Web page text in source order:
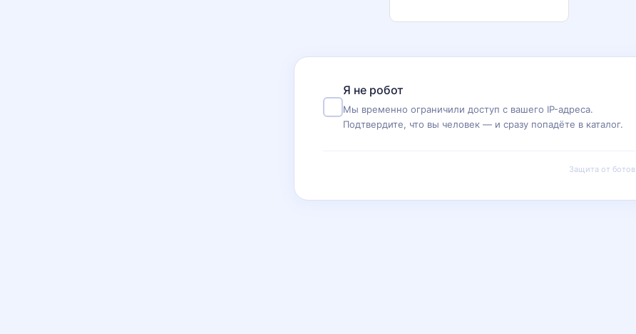
Я не робот
Мы временно ограничили доступ с вашего IP-адреса.
Подтвердите, что вы человек — и сразу попадёте в каталог.
Защита от ботов